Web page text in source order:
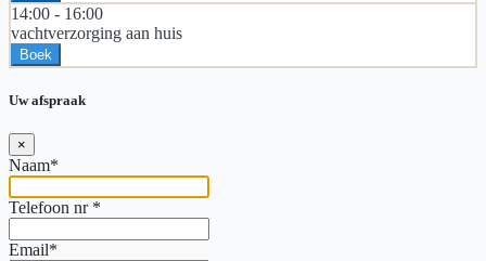
14:00 - 16:00
vachtverzorging aan huis
Boek
Uw afspraak
×
Naam*
Telefoon nr *
Email*